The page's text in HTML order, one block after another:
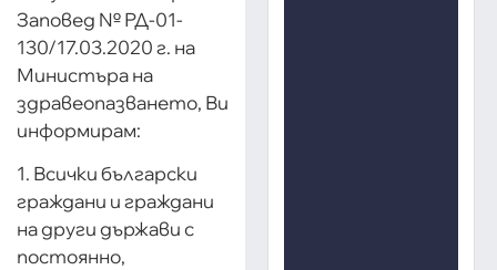
Заповед № РД-01-
130/17.03.2020 г. на
Министъра на
здравеопазването, Ви
информирам:
1. Всички български
граждани и граждани
на други държави с
постоянно,